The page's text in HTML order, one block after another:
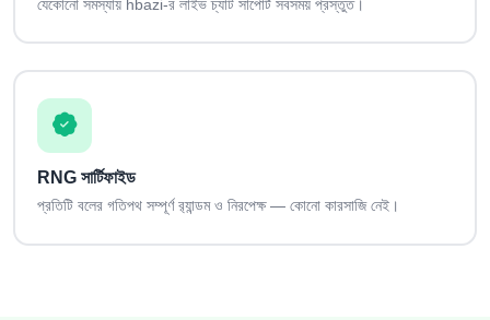
যেকোনো সমস্যায় hbazi-র লাইভ চ্যাট সাপোর্ট সবসময় প্রস্তুত।
RNG সার্টিফাইড
প্রতিটি বলের গতিপথ সম্পূর্ণ র‍্যান্ডম ও নিরপেক্ষ — কোনো কারসাজি নেই।